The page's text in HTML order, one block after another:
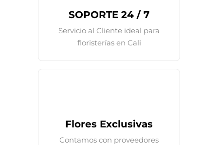
SOPORTE 24 / 7
Servicio al Cliente ideal para
floristerías en Cali
Flores Exclusivas
Contamos con proveedores